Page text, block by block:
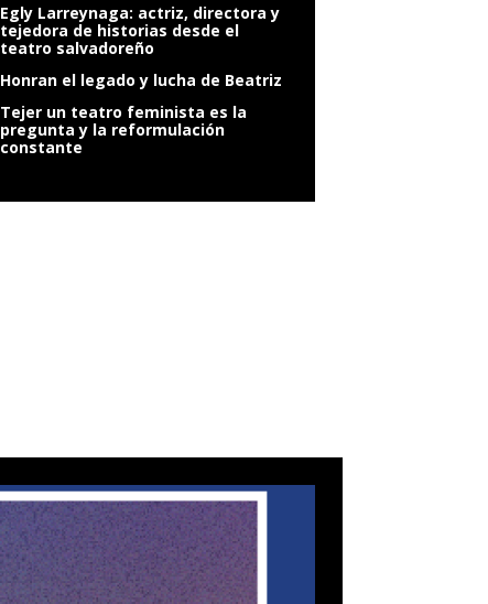
Egly Larreynaga: actriz, directora y
tejedora de historias desde el
teatro salvadoreño
Honran el legado y lucha de Beatriz
Tejer un teatro feminista es la
pregunta y la reformulación
constante